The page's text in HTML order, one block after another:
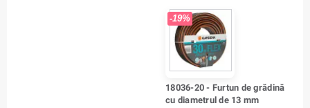
-19%
18036-20 - Furtun de grădină
cu diametrul de 13 mm